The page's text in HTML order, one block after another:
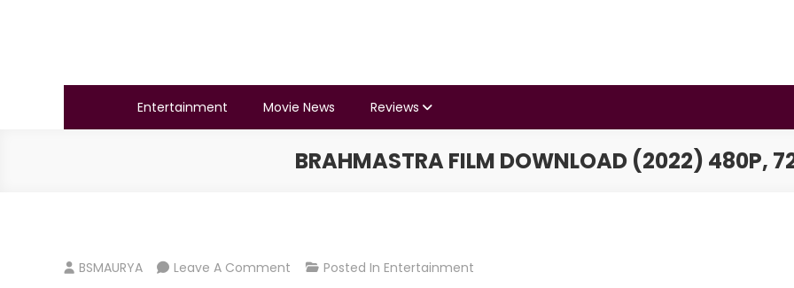
BSMAURYA
Entertainment
Movie News Reviews
BRAHMASTRA FILM DOWNLOAD (2022) 480P,
BSMAURYA Leave A Comment On
Posted In Entertainment